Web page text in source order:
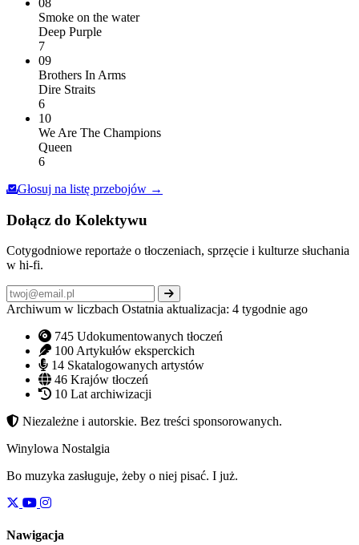
08
Smoke on the water
Deep Purple
7
09
Brothers In Arms
Dire Straits
6
10
We Are The Champions
Queen
6
Głosuj na listę przebojów →
Dołącz do Kolektywu
Cotygodniowe reportaże o tłoczeniach, sprzęcie i kulturze słuchania
w hi-fi.
Archiwum w liczbach Ostatnia aktualizacja: 4 tygodnie ago
745 Udokumentowanych tłoczeń
100Artykułów eksperckich
14 Skatalogowanych artystów
46 Krajów tłoczeń
10 Lat archiwizacji
Niezależne i autorskie. Bez treści sponsorowanych.
Winylowa Nostalgia
Bo muzyka zasługuje, żeby o niej pisać. I już.
Nawigacja